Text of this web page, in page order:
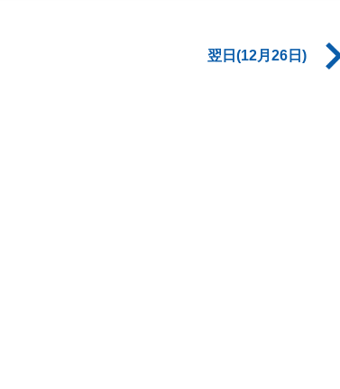
翌日(12月26日)